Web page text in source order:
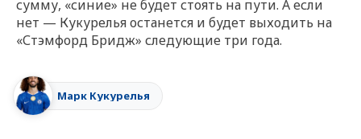
сумму, «синие» не будет стоять на пути. А если
нет — Кукурелья останется и будет выходить на
«Стэмфорд Бридж» следующие три года.
Марк Кукурелья